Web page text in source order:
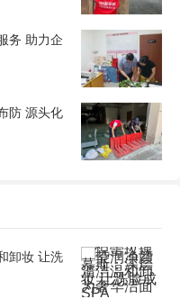
务 助力企
防 源头化
卸妆 让洗